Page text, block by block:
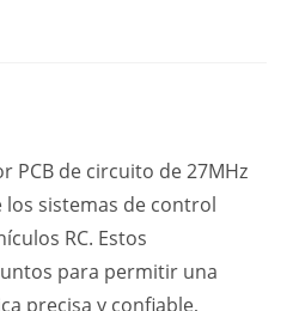
PCB de circuito de 27MHz
los sistemas de control
RC. Estos
para permitir una
precisa y confiable,